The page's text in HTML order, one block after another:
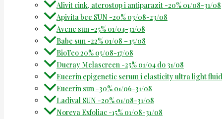
Alivit cink, aterostop i antiparazit -20% 01/08-31/08
Apivita bee SUN -20% 03/08-23/08
Avene sun -25% 01/04-31/08
Babe sun -22% 01/08 – 15/08
BioTeo 20% 05/08-17/08
Ducray Melascreen -25% 01/04 do 31/08
Eucerin epigenetic serum i elasticity ultra light
Eucerin sun -30% 01/06-31/08
Ladival SUN -20% 01/08-31/08
Noreva Exfoliac -15% 01/08-31/08